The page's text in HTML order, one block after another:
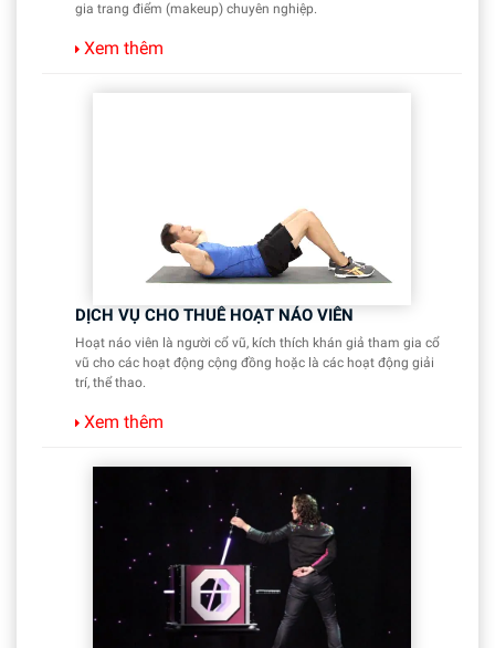
gia trang điểm (makeup) chuyên nghiệp.
Xem thêm
DỊCH VỤ CHO THUÊ HOẠT NÁO VIÊN
Hoạt náo viên là người cổ vũ, kích thích khán giả tham gia cổ
vũ cho các hoạt động cộng đồng hoặc là các hoạt động giải
trí, thể thao.
Xem thêm